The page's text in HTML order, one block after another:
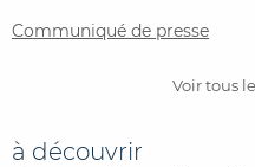
Communiqué de presse
Voir tous
à découvrir